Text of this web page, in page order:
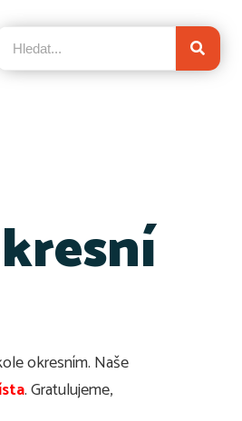
okresním. Naše
. Gratulujeme,